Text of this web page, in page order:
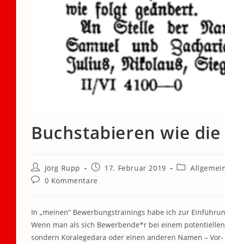
Buchstabieren wie die
Beitrags-
Autor:
Jörg Rupp
Beitrag17. Februar 2019
Beitrags-
Beitrags-
0 Kommentare
In „meinen“ Bewerbungstrainings habe ich zur
Wenn man als sich Bewerbende*r bei einem
sondern Koralegedara oder einen anderen Namen –